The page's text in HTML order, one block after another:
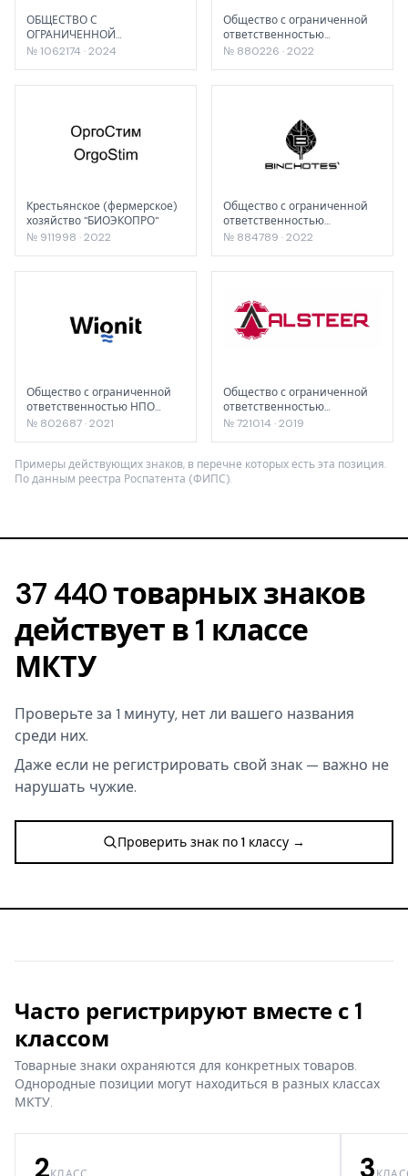
ОБЩЕСТВО С
ОГРАНИЧЕННОЙ
ОТВЕТСТВЕННОСТЬЮ
№ 1062174 · 2024
Общество с ограниченной
ответственностью
«Биолабмикс»
№ 880226 · 2022
Крестьянское (фермерское)
хозяйство "БИОЭКОПРО"
№ 911998 · 2022
Общество с ограниченной
ответственностью
"Бинчотан"
№ 884789 · 2022
Общество с ограниченной
ответственностью НПО
«ВНТ»
№ 802687 · 2021
Общество с ограниченной
ответственностью
"Машума-Центр"
№ 721014 · 2019
Примеры действующих знаков, в перечне которых есть эта позиция.
По данным реестра Роспатента (ФИПС).
37 440 товарных знаков
действует в 1 классе
МКТУ
Проверьте за 1 минуту, нет ли вашего названия
среди них.
Даже если не регистрировать свой знак — важно не
нарушать чужие.
Проверить знак по 1 классу →
Часто регистрируют вместе с 1
классом
Товарные знаки охраняются для конкретных товаров.
Однородные позиции могут находиться в разных классах
МКТУ.
2 3